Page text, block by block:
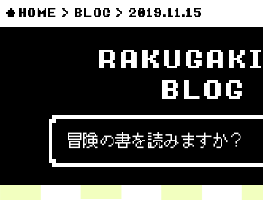
HOME BLOG 2019.11.15
BLOG
冒険の書を読みますか？